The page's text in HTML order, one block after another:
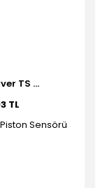
TS ...
TL